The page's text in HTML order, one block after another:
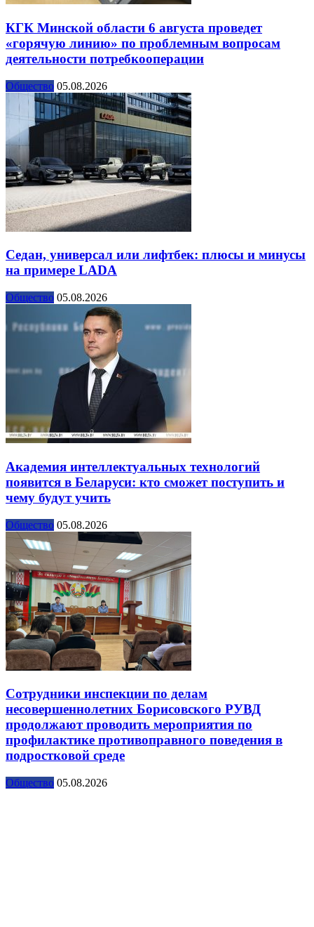
КГК Минской области 6 августа проведет
«горячую линию» по проблемным вопросам
деятельности потребкооперации
Общество 05.08.2026
Седан, универсал или лифтбек: плюсы и минусы
на примере LADA
Общество 05.08.2026
Академия интеллектуальных технологий
появится в Беларуси: кто сможет поступить и
чему будут учить
Общество 05.08.2026
Сотрудники инспекции по делам
несовершеннолетних Борисовского РУВД
продолжают проводить мероприятия по
профилактике противоправного поведения в
подростковой среде
Общество 05.08.2026